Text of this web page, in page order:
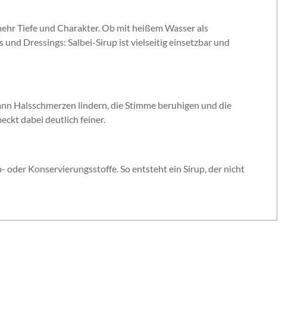
Tiefe und Charakter. Ob mit heißem Wasser als
Dressings: Salbei-Sirup ist vielseitig einsetzbar und
Halsschmerzen lindern, die Stimme beruhigen und die
dabei deutlich feiner.
oder Konservierungsstoffe. So entsteht ein Sirup, der nicht